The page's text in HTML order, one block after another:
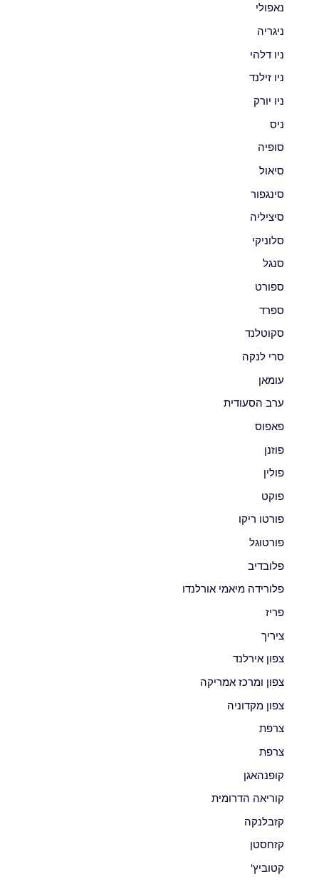
נאפולי
ניגריה
ניו דלהי
ניו זילנד
ניו יורק
ניס
סופיה
סיאול
סינגפור
סיציליה
סלוניקי
סנגל
ספורט
ספרד
סקוטלנד
סרי לנקה
עומאן
ערב הסעודית
פאפוס
פוזנן
פולין
פוקט
פורטו ריקו
פורטוגל
פלובדיב
פלורידה מיאמי אורלנדו
פריז
ציריך
צפון אירלנד
צפון ומרכז אמריקה
צפון מקדוניה
צרפת
צרפת
קופנהאגן
קוריאה הדרומית
קזבלנקה
קזחסטן
קטוביץ'